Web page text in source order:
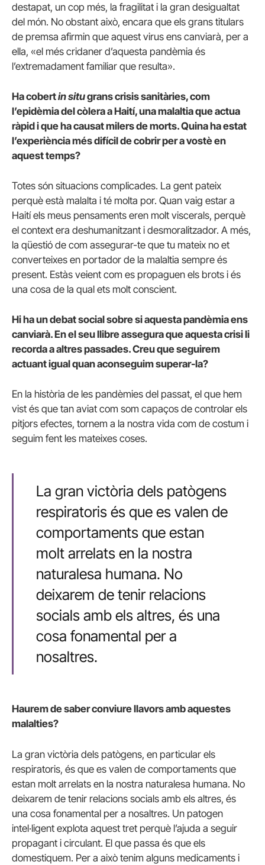
destapat, un cop més, la fragilitat i la gran desigualtat
del món. No obstant això, encara que els grans titulars
de premsa afirmin que aquest virus ens canviarà, per a
ella, «el més cridaner d’aquesta pandèmia és
l’extremadament familiar que resulta».
Ha cobertin situgrans crisis sanitàries, com
l’epidèmia del còlera a Haití, una malaltia que actua
ràpid i que ha causat milers de morts. Quina ha estat
l’experiència més difícil de cobrir per a vostè en
aquest temps?
Totes són situacions complicades. La gent pateix
perquè està malalta i té molta por. Quan vaig estar a
Haití els meus pensaments eren molt viscerals, perquè
el context era deshumanitzant i desmoralitzador. A més,
la qüestió de com assegurar-te que tu mateix no et
converteixes en portador de la malaltia sempre és
present. Estàs veient com es propaguen els brots i és
una cosa de la qual ets molt conscient.
Hi ha un debat social sobre si aquesta pandèmia ens
canviarà. En el seu llibre assegura que aquesta crisi li
recorda a altres passades. Creu que seguirem
actuant igual quan aconseguim superar-la?
En la història de les pandèmies del passat, el que hem
vist és que tan aviat com som capaços de controlar els
pitjors efectes, tornem a la nostra vida com de costum i
seguim fent les mateixes coses.
La gran victòria dels patògens
respiratoris és que es valen de
comportaments que estan
molt arrelats en la nostra
naturalesa humana. No
deixarem de tenir relacions
socials amb els altres, és una
cosa fonamental per a
nosaltres.
Haurem de saber conviure llavors amb aquestes
malalties?
La gran victòria dels patògens, en particular els
respiratoris, és que es valen de comportaments que
estan molt arrelats en la nostra naturalesa humana. No
deixarem de tenir relacions socials amb els altres, és
una cosa fonamental per a nosaltres. Un patogen
intel·ligent explota aquest tret perquè l’ajuda a seguir
propagant i circulant. El que passa és que els
domestiquem. Per a això tenim alguns medicaments i